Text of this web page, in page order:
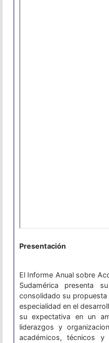
Presentación
El Informe Anual sobre
Sudamérica presenta
consolidado su
especialidad en el
su expectativa en un
liderazgos y
académicos, técnicos y